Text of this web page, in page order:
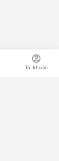
Tài khoản